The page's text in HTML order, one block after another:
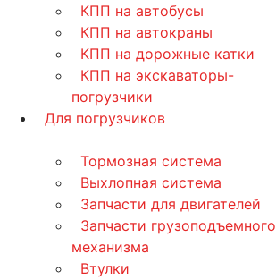
КПП на автобусы
КПП на автокраны
КПП на дорожные катки
КПП на экскаваторы-
погрузчики
Для погрузчиков
Тормозная система
Выхлопная система
Запчасти для двигателей
Запчасти грузоподъемного
механизма
Втулки